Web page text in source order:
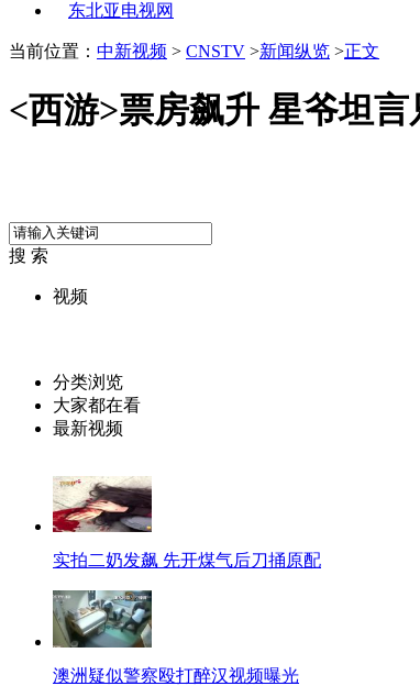
东北亚电视网
当前位置： 中新视频 > CNSTV >新闻纵览 >正文
<西游>票房飙升 星爷坦
搜 索
视频
分类浏览
大家都在看
最新视频
实拍二奶发飙 先开煤气后刀捅原配
澳洲疑似警察殴打醉汉视频曝光